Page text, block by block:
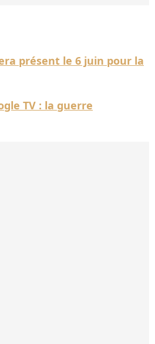
présent le 6 juin pour la
TV : la guerre